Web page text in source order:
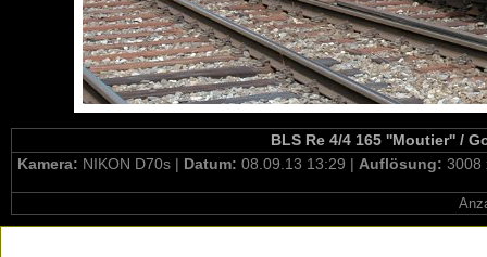
BLS Re 4/4 165 ''Moutier'' /
Kamera: NIKON D70s | Datum: 08.09.13 13:29 | Auflösung: 3008